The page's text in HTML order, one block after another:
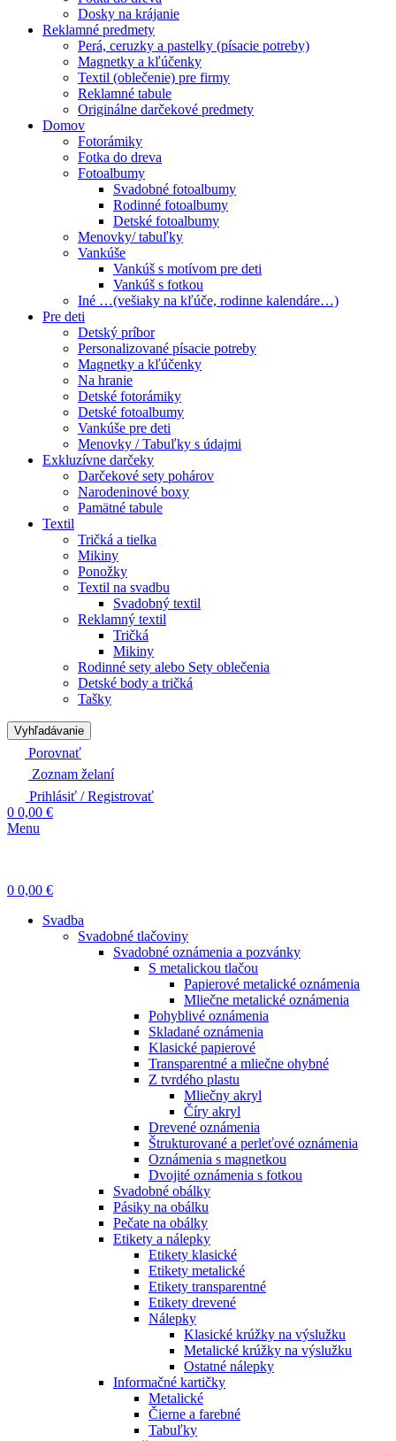
Dosky na krájanie
Reklamné predmety
Perá, ceruzky a pastelky (písacie potreby)
Magnetky a kľúčenky
Textil (oblečenie) pre firmy
Reklamné tabule
Originálne darčekové predmety
Domov
Fotorámiky
Fotka do dreva
Fotoalbumy
Svadobné fotoalbumy
Rodinné fotoalbumy
Detské fotoalbumy
Menovky/ tabuľky
Vankúše
Vankúš s motívom pre deti
Vankúš s fotkou
Iné …(vešiaky na kľúče, rodinne kalendáre…)
Pre deti
Detský príbor
Personalizované písacie potreby
Magnetky a kľúčenky
Na hranie
Detské fotorámiky
Detské fotoalbumy
Vankúše pre deti
Menovky / Tabuľky s údajmi
Exkluzívne darčeky
Darčekové sety pohárov
Narodeninové boxy
Pamätné tabule
Textil
Tričká a tielka
Mikiny
Ponožky
Textil na svadbu
Svadobný textil
Reklamný textil
Tričká
Mikiny
Rodinné sety alebo Sety oblečenia
Detské body a tričká
Tašky
Vyhľadávanie
Porovnať
Zoznam želaní
Prihlásiť / Registrovať
0 0,00 €
Menu
0 0,00 €
Svadba
Svadobné tlačoviny
Svadobné oznámenia a pozvánky
S metalickou tlačou
Papierové metalické oznámenia
Mliečne metalické oznámenia
Pohyblivé oznámenia
Skladané oznámenia
Klasické papierové
Transparentné a mliečne ohybné
Z tvrdého plastu
Mliečny akryl
Číry akryl
Drevené oznámenia
Štrukturované a perleťové oznámenia
Oznámenia s magnetkou
Dvojité oznámenia s fotkou
Svadobné obálky
Pásiky na obálku
Pečate na obálky
Etikety a nálepky
Etikety klasické
Etikety metalické
Etikety transparentné
Etikety drevené
Nálepky
Klasické krúžky na výslužku
Metalické krúžky na výslužku
Ostatné nálepky
Informačné kartičky
Metalické
Čierne a farebné
Tabuľky